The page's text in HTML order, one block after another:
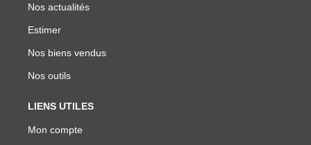
Nos actualités
Estimer
Nos biens vendus
Nos outils
LIENS UTILES
Mon compte